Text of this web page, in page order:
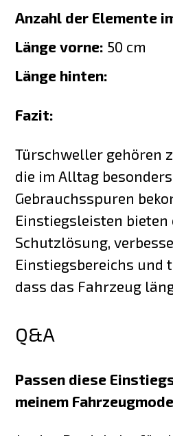
Anzahl der Elemente
Länge vorne: 50 cm
Länge hinten:
Fazit:
Türschweller gehören
die im Alltag
Gebrauchsspuren
Einstiegsleisten bieten
Schutzlösung,
Einstiegsbereichs und
dass das Fahrzeug
Q&A
Passen diese
meinem